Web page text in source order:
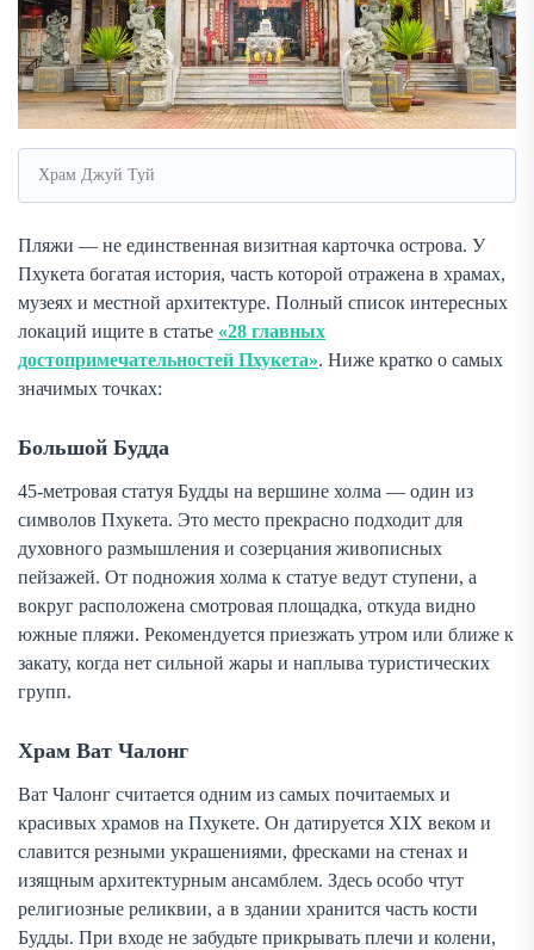
Храм Джуй Туй
Пляжи — не единственная визитная карточка острова. У
Пхукета богатая история, часть которой отражена в храмах,
музеях и местной архитектуре. Полный список интересных
локаций ищите в статье «28 главных
достопримечательностей Пхукета». Ниже кратко о самых
значимых точках:
Большой Будда
45-метровая статуя Будды на вершине холма — один из
символов Пхукета. Это место прекрасно подходит для
духовного размышления и созерцания живописных
пейзажей. От подножия холма к статуе ведут ступени, а
вокруг расположена смотровая площадка, откуда видно
южные пляжи. Рекомендуется приезжать утром или ближе к
закату, когда нет сильной жары и наплыва туристических
групп.
Храм Ват Чалонг
Ват Чалонг считается одним из самых почитаемых и
красивых храмов на Пхукете. Он датируется XIX веком и
славится резными украшениями, фресками на стенах и
изящным архитектурным ансамблем. Здесь особо чтут
религиозные реликвии, а в здании хранится часть кости
Будды. При входе не забудьте прикрывать плечи и колени,